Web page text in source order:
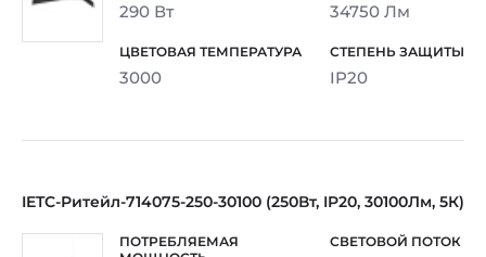
290 Вт 34750 Лм
3000 IP20
IETC-Ритейл-714075-250-30100 (250Вт, IP20, 30100Лм, 5К)